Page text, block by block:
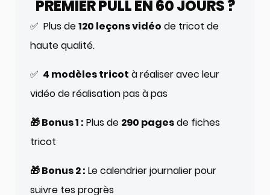
PREMIER PULL EN 60 JOURS ?
✅ Plus de120 leçons vidéo de tricot de
haute qualité.
✅ 4 modèles tricot à réaliser avec leur
vidéo de réalisation pas à pas
🎁 Bonus 1 : Plus de 290 pagesde fiches
tricot
🎁 Bonus 2 : Le calendrier journalier pour
suivre tes progrès